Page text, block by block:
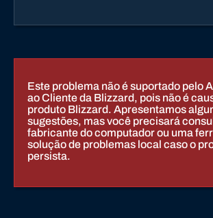
Este problema não é suportado pelo
ao Cliente da Blizzard, pois não é
produto Blizzard. Apresentamos
sugestões, mas você precisará
fabricante do computador ou uma
solução de problemas local caso o
persista.